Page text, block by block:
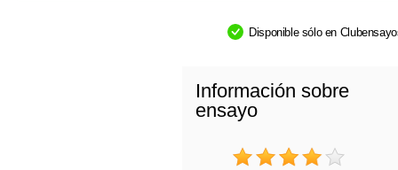
Disponible sólo en
Información sobre
ensayo